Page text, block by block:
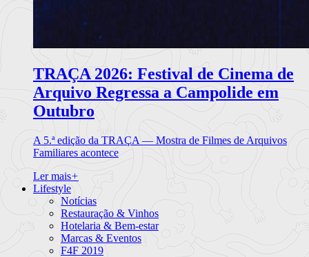
TRAÇA 2026: Festival de Cinema de
Arquivo Regressa a Campolide em
Outubro
A 5.ª edição da TRAÇA — Mostra de Filmes de Arquivos
Familiares acontece
Ler mais+
Lifestyle
Notícias
Restauração & Vinhos
Hotelaria & Bem-estar
Marcas & Eventos
F4F 2019